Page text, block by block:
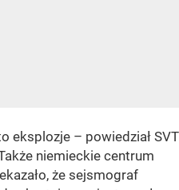
eksplozje – powiedział SVT
niemieckie centrum
że sejsmograf